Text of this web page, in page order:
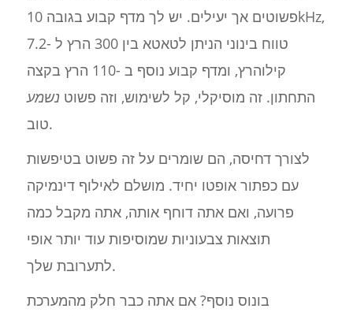
פשוטים אך יעילים. יש לך מדף קבוע בגובה 10kHz,
טווח בינוני הניתן לטאטא בין 300 הרץ ל -7.2
קילוהרץ, ומדף קבוע נוסף ב -110 הרץ בקצה
התחתון. זה מוסיקלי, קל לשימוש, וזה פשוט נשמע
טוב.
לצורך דחיסה, הם שומרים על זה פשוט בטיפשות
עם כפתור אופטו יחיד. מושלם לאילוף דינמיקה
פרועה, ואם אתה דוחף אותה, אתה מקבל כמה
תוצאות צבעוניות שמוסיפות עוד יותר אופי
לתערובת שלך.
בונוס נוסף? אם אתה כבר חלק מהמערכת